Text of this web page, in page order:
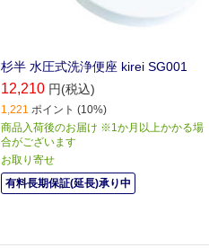
杉半 水圧式洗浄便座 kirei SG001
12,210 円(税込)
1,221 ポイント (10%)
商品入荷後のお届け ※1か月以上かかる場
合がございます
お取り寄せ
有料長期保証(延長)承り中